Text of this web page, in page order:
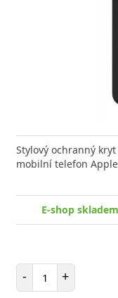
Stylový ochranný
mobilní telefon Apple
E-shop
- Počet položek
+